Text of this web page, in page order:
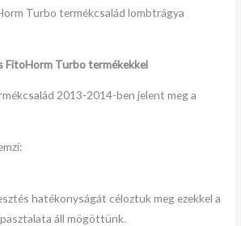
Turbo termékcsalád lombtrágya
FitoHorm Turbo termékekkel
2013-2014-ben jelent meg a
hatékonyságát céloztuk meg ezekkel a
áll mögöttünk.